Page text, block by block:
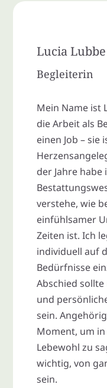
Lucia Lubbe
Begleiterin
Mein Name ist
die Arbeit als
einen Job – sie
der Jahre habe
verstehe, wie
einfühlsamer
Zeiten ist. Ich
individuell auf
Bedürfnisse
Abschied
und
sein.
Moment, um
Lebewohl zu
wichtig, von
sein.